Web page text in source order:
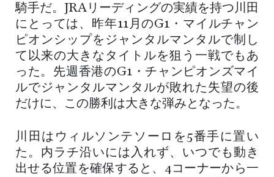
騎手だ。JRAリーディングの実績を持つ川田
にとっては、昨年11月のG1・マイルチャン
ピオンシップをジャンタルマンタルで制し
て以来の大きなタイトルを狙う一戦でもあ
った。先週香港のG1・チャンピオンズマイ
ルでジャンタルマンタルが敗れた失望の後
だけに、この勝利は大きな弾みとなった。
川田はウィルソンテソーロを5番手に置い
た。内ラチ沿いには入れず、いつでも動き
出せる位置を確保すると、4コーナーから一